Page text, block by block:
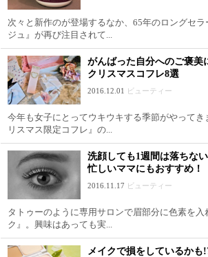
次々と新作のが登場するなか、65年のロングセ
ジュ』が再び注目されて...
がんばった自分へのご褒美
クリスマスコフレ8選
2016.12.01 ビューティー
今年も女子にとってウキウキする季節がやって
リスマス限定コフレ』の...
洗顔しても1週間は落ちな
忙しいママにもおすすめ！
2016.11.17 ビューティー
タトゥーのように専用サロンで眉部分に色素を入
ク』。興味はあっても実...
メイクで損をしているかも